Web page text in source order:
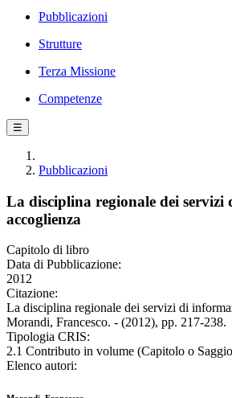
Pubblicazioni
Strutture
Terza Missione
Competenze
☰
Pubblicazioni
La disciplina regionale dei servizi
accoglienza
Capitolo di libro
Data di Pubblicazione:
2012
Citazione:
La disciplina regionale dei servizi di
Morandi, Francesco. - (2012), pp. 217-238.
Tipologia CRIS:
2.1 Contributo in volume (Capitolo o
Elenco autori: